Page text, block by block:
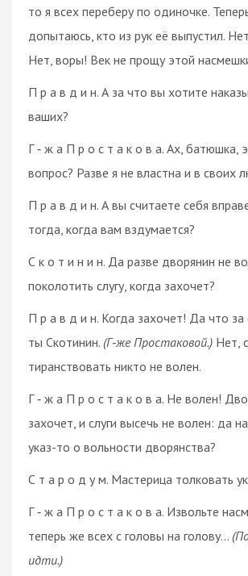
то я всех переберу по одиночке.
допытаюсь, кто из рук её выпустил.
Нет, воры! Век не прощу этой
П р а в д и н. А за что вы хотите
ваших?
Г ‑ ж а П р о с т а к о в а. Ах, батюшка,
вопрос? Разве я не властна и в своих
П р а в д и н. А вы считаете себя
тогда, когда вам вздумается?
С к о т и н и н. Да разве дворянин не
поколотить слугу, когда захочет?
П р а в д и н. Когда захочет! Да что
ты Скотинин. (Г‑же Простаковой.) Нет,
тиранствовать никто не волен.
Г ‑ ж а П р о с т а к о в а. Не волен!
захочет, и слуги высечь не волен: да
указ-то о вольности дворянства?
С т а р о д у м. Мастерица толковать
Г ‑ ж а П р о с т а к о в а. Извольте
теперь же всех с головы на голову…
идти.)